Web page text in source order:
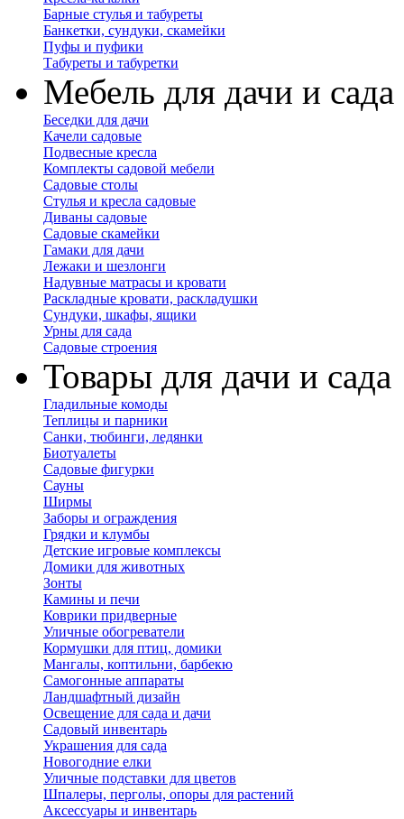
Барные стулья и табуреты
Банкетки, сундуки, скамейки
Пуфы и пуфики
Табуреты и табуретки
Мебель для дачи и сада
Беседки для дачи
Качели садовые
Подвесные кресла
Комплекты садовой мебели
Садовые столы
Стулья и кресла садовые
Диваны садовые
Садовые скамейки
Гамаки для дачи
Лежаки и шезлонги
Надувные матрасы и кровати
Раскладные кровати, раскладушки
Сундуки, шкафы, ящики
Урны для сада
Садовые строения
Товары для дачи и сада
Гладильные комоды
Теплицы и парники
Санки, тюбинги, ледянки
Биотуалеты
Садовые фигурки
Сауны
Ширмы
Заборы и ограждения
Грядки и клумбы
Детские игровые комплексы
Домики для животных
Зонты
Камины и печи
Коврики придверные
Уличные обогреватели
Кормушки для птиц, домики
Мангалы, коптильни, барбекю
Самогонные аппараты
Ландшафтный дизайн
Освещение для сада и дачи
Садовый инвентарь
Украшения для сада
Новогодние елки
Уличные подставки для цветов
Шпалеры, перголы, опоры для растений
Аксессуары и инвентарь